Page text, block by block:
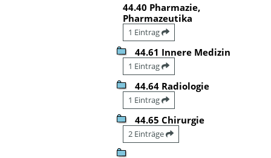
44.40 Pharmazie,
Pharmazeutika
1 Eintrag
44.61 Innere Medizin
1 Eintrag
44.64 Radiologie
1 Eintrag
44.65 Chirurgie
2 Einträge